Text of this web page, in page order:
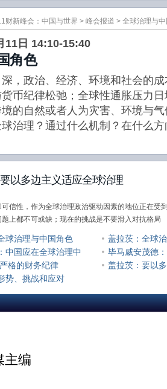
财新峰会：中国与世界 > 峰会报道 > 全球治理与
11日 14:10-15:40
角色
，政治、经济、环境和社会的
币纪律松弛；全球性通胀压力
的自然或者人为灾害、环境与
治理？通过什么机制？在什么
以多边主义适应全球治理
信性，作为全球治理政治驱动因素的地位正在受
上都不可或缺；现在的挑战是不要滑入对抗格局
球治理与中国角色
盖拉茨：全球
中国应在全球治理中
毕马威安茂德
格的财务纪律
盖拉茨：要以
势、挑战和应对